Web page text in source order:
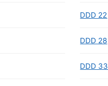
DDD 22
DDD 28
DDD 33